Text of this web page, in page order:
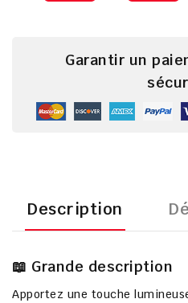
Garantir un
Description
📖 Grande description
Apportez une touche